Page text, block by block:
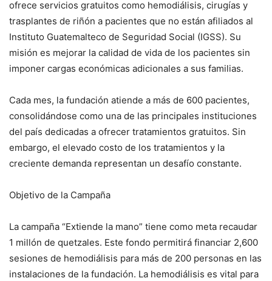
ofrece servicios gratuitos como hemodiálisis, cirugías y
trasplantes de riñón a pacientes que no están afiliados al
Instituto Guatemalteco de Seguridad Social (IGSS). Su
misión es mejorar la calidad de vida de los pacientes sin
imponer cargas económicas adicionales a sus familias.
Cada mes, la fundación atiende a más de 600 pacientes,
consolidándose como una de las principales instituciones
del país dedicadas a ofrecer tratamientos gratuitos. Sin
embargo, el elevado costo de los tratamientos y la
creciente demanda representan un desafío constante.
Objetivo de la Campaña
La campaña “Extiende la mano” tiene como meta recaudar
1 millón de quetzales. Este fondo permitirá financiar 2,600
sesiones de hemodiálisis para más de 200 personas en las
instalaciones de la fundación. La hemodiálisis es vital para